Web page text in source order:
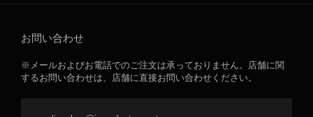
お問い合わせ
※メールおよびお電話でのご注文は承っておりません。店舗に関
するお問い合わせは、店舗に直接お問い合わせください。